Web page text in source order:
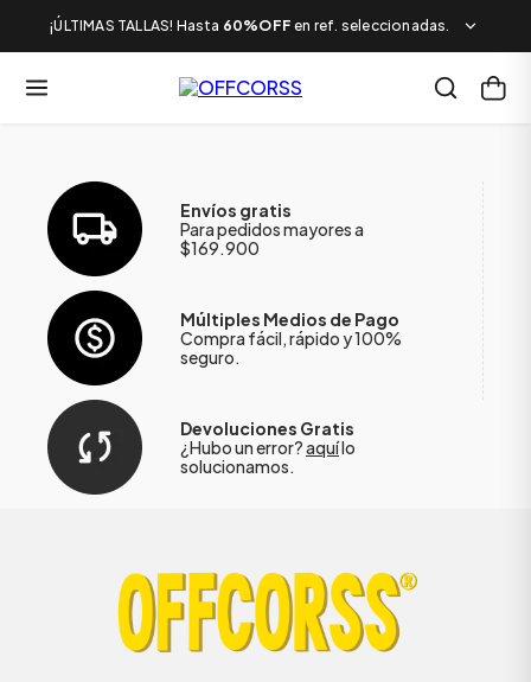
¡ÚLTIMAS TALLAS! Hasta 60%OFF en ref. seleccionadas.
Envíos gratis
Para pedidos mayores a
$169.900
Múltiples Medios de Pago
Compra fácil, rápido y 100%
seguro.
Devoluciones Gratis
¿Hubo un error?aquílo
solucionamos.